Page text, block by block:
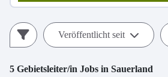
Veröffentlicht seit
5 Gebietsleiter/in Jobs in Sauerland